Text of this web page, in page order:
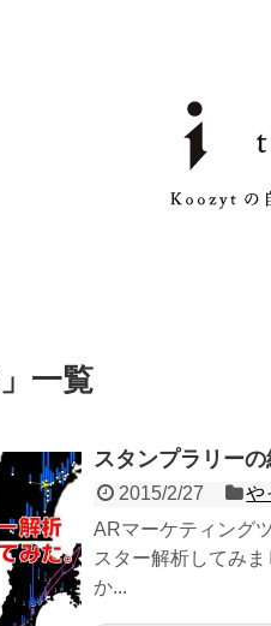
」 一覧
スタンプラリー
2015/2/27
や
ARマーケティング
スター解析してみ
か...